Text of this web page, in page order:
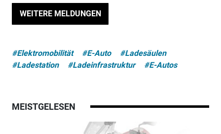
WEITERE MELDUNGEN
#Elektromobilität #E-Auto
#Ladesäulen
#Ladestation
#Ladeinfrastruktur #E-Autos
MEISTGELESEN